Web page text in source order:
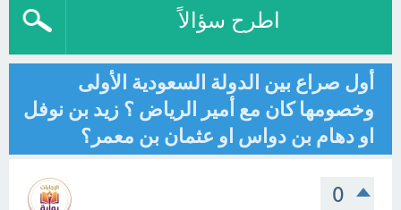
اطرح سؤالاً
أول صراع بين الدولة السعودية الأولى
وخصومها كان مع أمير الرياض ؟ زيد بن نوفل
او دهام بن دواس او عثمان بن معمر؟
0